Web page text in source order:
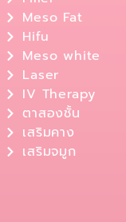
Meso Fat
Hifu
Meso white
Laser
IV Therapy
ตาสองชั้น
เสริมคาง
เสริมจมูก